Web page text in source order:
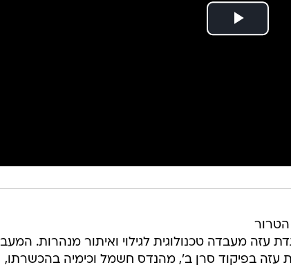
עזה מעבדה טכנולוגית לגילוי ואיתור מנהרות.
עזה בפיקוד סרן ב', מהנדס חשמל וכימיה בהכשרתו,